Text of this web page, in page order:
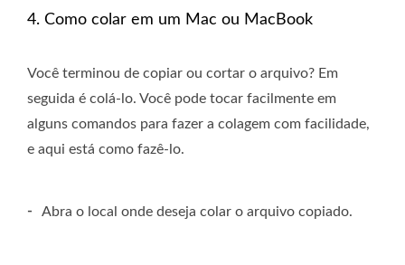
4. Como colar em um Mac ou MacBook
Você terminou de copiar ou cortar o arquivo? Em
seguida é colá-lo. Você pode tocar facilmente em
alguns comandos para fazer a colagem com facilidade,
e aqui está como fazê-lo.
- Abra o local onde deseja colar o arquivo copiado.